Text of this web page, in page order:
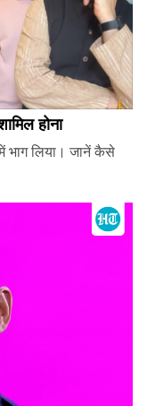
होना
भाग लिया। जानें कैसे